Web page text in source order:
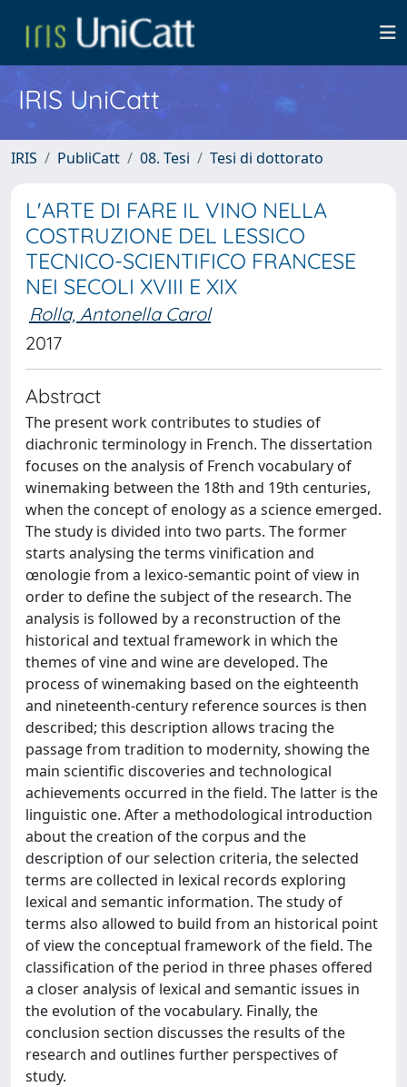
IRIS UniCatt
IRIS PubliCatt 08. Tesi Tesi di dottorato
L'ARTE DI FARE IL VINO NELLA
COSTRUZIONE DEL LESSICO
TECNICO-SCIENTIFICO FRANCESE
NEI SECOLI XVIII E XIX
Rolla, Antonella Carol
2017
Abstract
The present work contributes to studies of
diachronic terminology in French. The dissertation
focuses on the analysis of French vocabulary of
winemaking between the 18th and 19th centuries,
when the concept of enology as a science emerged.
The study is divided into two parts. The former
starts analysing the terms vinification and
œnologie from a lexico-semantic point of view in
order to define the subject of the research. The
analysis is followed by a reconstruction of the
historical and textual framework in which the
themes of vine and wine are developed. The
process of winemaking based on the eighteenth
and nineteenth-century reference sources is then
described; this description allows tracing the
passage from tradition to modernity, showing the
main scientific discoveries and technological
achievements occurred in the field. The latter is the
linguistic one. After a methodological introduction
about the creation of the corpus and the
description of our selection criteria, the selected
terms are collected in lexical records exploring
lexical and semantic information. The study of
terms also allowed to build from an historical point
of view the conceptual framework of the field. The
classification of the period in three phases offered
a closer analysis of lexical and semantic issues in
the evolution of the vocabulary. Finally, the
conclusion section discusses the results of the
research and outlines further perspectives of
study.